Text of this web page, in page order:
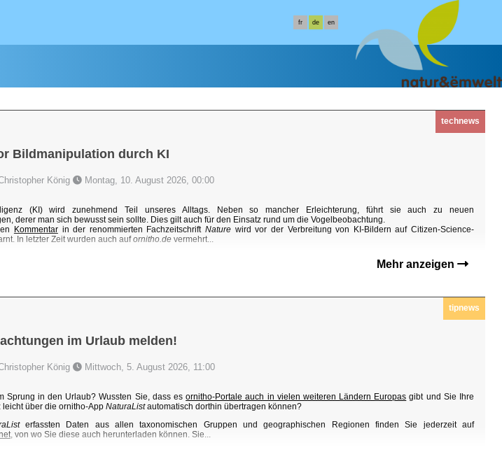
fr de en
technews
Bildmanipulation durch KI
König Montag, 10. August 2026, 00:00
(KI) wird zunehmend Teil unseres Alltags. Neben so mancher Erleichterung, führt sie auch zu neuen
derer man sich bewusst sein sollte. Dies gilt auch für den Einsatz rund um die Vogelbeobachtung.
Kommentarin der renommierten Fachzeitschrift Nature wird vor der Verbreitung von KI-Bildern auf Citizen-Science-
In letzter Zeit wurden auch aufornitho.de vermehrt...
Mehr anzeigen
tipnews
im Urlaub melden!
König Mittwoch, 5. August 2026, 11:00
Sprung in den Urlaub? Wussten Sie, dass esornitho-Portale auch in vielen weiteren Ländern Europas gibt und Sie Ihre
leicht über die ornitho-App NaturaListautomatisch dorthin übertragen können?
erfassten Daten aus allen taxonomischen Gruppen und geographischen Regionen finden Sie jederzeit auf
, von wo Sie diese auch herunterladen können. Sie...